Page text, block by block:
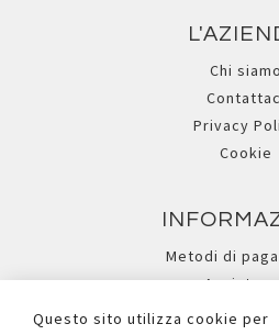
Chi siamo
Privacy
Cookie
Metodi di
Ricerca
Questo sito utilizza cookie per